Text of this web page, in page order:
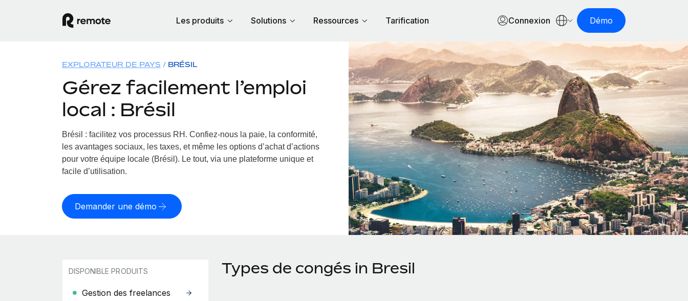
Les produits Solutions Ressources Tarification Connexion Démo
EXPLORATEUR DE PAYS BRÉSIL
Gérez facilement l’emploi
local : Brésil
Brésil : facilitez vos processus RH. Confiez-nous la paie, la conformité,
les avantages sociaux, les taxes, et même les options d’achat d’actions
pour votre équipe locale (Brésil). Le tout, via une plateforme unique et
facile d’utilisation.
Demander une démo
DISPONIBLE PRODUITS
Gestion des freelances
Types de congés in Bresil